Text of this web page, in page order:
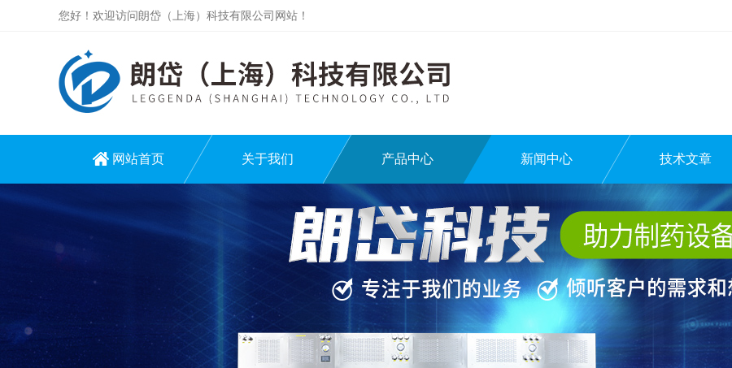
您好！欢迎访问朗岱（上海）科技有限公司网站！
网站首页 关于我们 产品中心 新闻中心 技术文章